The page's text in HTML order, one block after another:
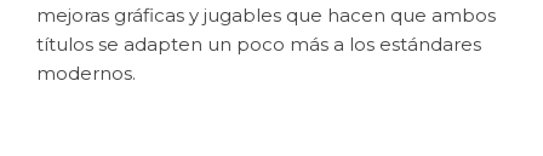
mejoras gráficas y jugables que hacen que ambos
títulos se adapten un poco más a los estándares
modernos.